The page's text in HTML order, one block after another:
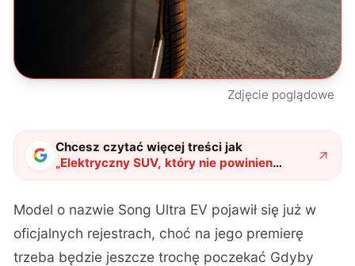
Zdjęcie poglądowe
Chcesz czytać więcej treści jak
„Elektryczny SUV, który nie powinien
istnieć. Jak można oferować aż tyle w
Model o nazwie Song Ultra EV pojawił się już w
oficjalnych rejestrach, choć na jego premierę
trzeba będzie jeszcze trochę poczekać Gdyby